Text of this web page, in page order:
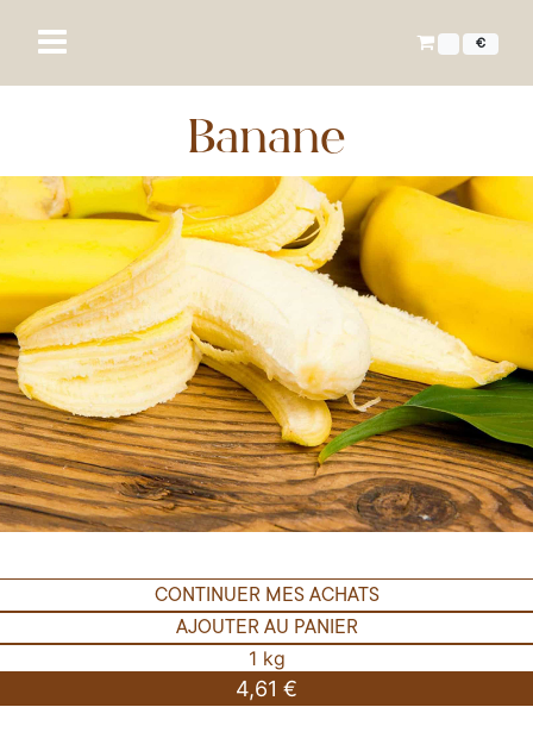
€
Banane
CONTINUER MES ACHATS
AJOUTER AU PANIER
1 kg
4,61 €